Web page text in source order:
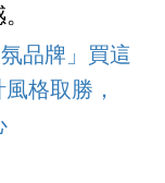
品牌」買這
格取勝，